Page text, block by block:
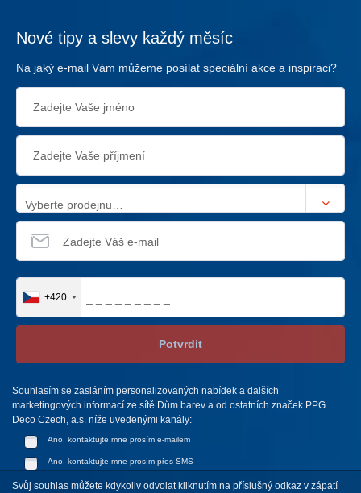
Nové tipy a slevy každý měsíc
Na jaký e-mail Vám můžeme posílat speciální akce a inspiraci?
Vyberte prodejnu…
+420
Potvrdit
Souhlasím se zasláním personalizovaných nabídek a dalších
marketingových informací ze sítě Dům barev a od ostatních značek PPG
Deco Czech, a.s. níže uvedenými kanály:
Ano, kontaktujte mne prosím e-mailem
Ano, kontaktujte mne prosím přes SMS
Svůj souhlas můžete kdykoliv odvolat kliknutím na příslušný odkaz v zápatí